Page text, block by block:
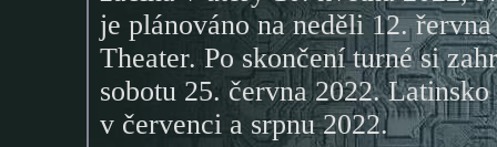
je plánováno na neděli 12.
Theater. Po skončení turné si
sobotu 25. června 2022.
v červenci a srpnu 2022.